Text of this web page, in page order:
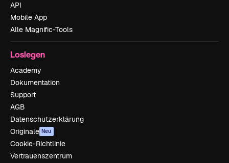
API
Mobile App
Alle Magnific-Tools
Loslegen
Academy
Dokumentation
Support
AGB
Datenschutzerklärung
Originale Neu
Cookie-Richtlinie
Vertrauenszentrum